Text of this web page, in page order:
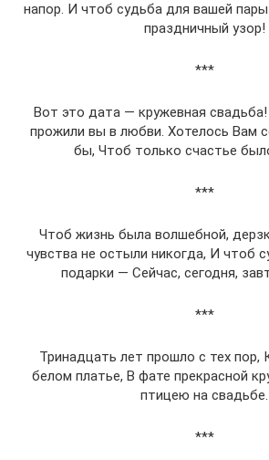
напор. И чтоб судьба для вашей
праздничный узор!
***
Вот это дата — кружевная
прожили вы в любви. Хотелось Вам
бы, Чтоб только счастье
***
Чтоб жизнь была волшебной,
чувства не остыли никогда, И чтоб
подарки — Сейчас, сегодня,
***
Тринадцать лет прошло с тех пор,
белом платье, В фате прекрасной
птицею на свадьбе.
***